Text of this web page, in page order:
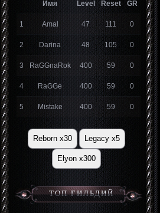
Имя Level Reset GR
1 Amal 47 111 0
2 Darina 48 105 0
3 RaGGnaRok 400 59 0
4 RaGGe 400 59 0
5 Mistake 400 59 0
Reborn x30 Legacy x5
Elyon x300
ТОП ГИЛЬДИЙ